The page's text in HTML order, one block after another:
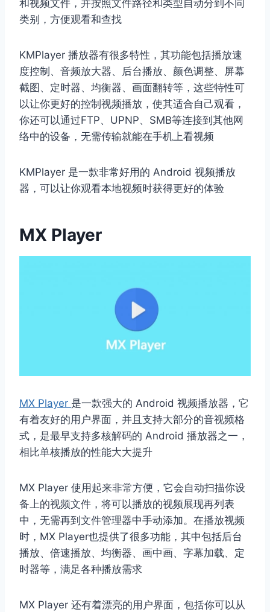
和视频文件，并按照文件路径和类型自动分到不同
类别，方便观看和查找
KMPlayer 播放器有很多特性，其功能包括播放速
度控制、音频放大器、后台播放、颜色调整、屏幕
截图、定时器、均衡器、画面翻转等，这些特性可
以让你更好的控制视频播放，使其适合自己观看，
你还可以通过FTP、UPNP、SMB等连接到其他网
络中的设备，无需传输就能在手机上看视频
KMPlayer 是一款非常好用的 Android 视频播放
器，可以让你观看本地视频时获得更好的体验
MX Player
MX Player 是一款强大的 Android 视频播放器，它
有着友好的用户界面，并且支持大部分的音视频格
式，是最早支持多核解码的 Android 播放器之一，
相比单核播放的性能大大提升
MX Player 使用起来非常方便，它会自动扫描你设
备上的视频文件，将可以播放的视频展现再列表
中，无需再到文件管理器中手动添加。在播放视频
时，MX Player也提供了很多功能，其中包括后台
播放、倍速播放、均衡器、画中画、字幕加载、定
时器等，满足各种播放需求
MX Player 还有着漂亮的用户界面，包括你可以从